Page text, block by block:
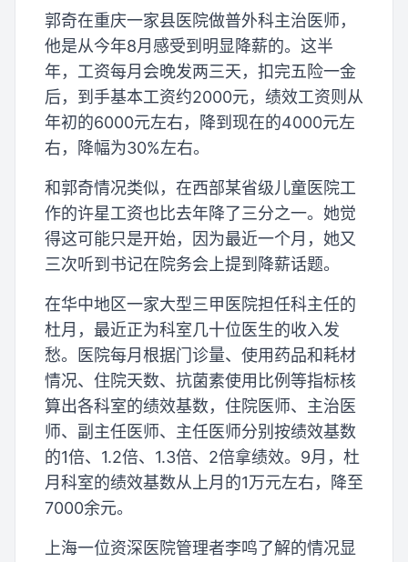
郭奇在重庆一家县医院做普外科主治医师，
他是从今年8月感受到明显降薪的。这半
年，工资每月会晚发两三天，扣完五险一金
后，到手基本工资约2000元，绩效工资则从
年初的6000元左右，降到现在的4000元左
右，降幅为30%左右。
和郭奇情况类似，在西部某省级儿童医院工
作的许星工资也比去年降了三分之一。她觉
得这可能只是开始，因为最近一个月，她又
三次听到书记在院务会上提到降薪话题。
在华中地区一家大型三甲医院担任科主任的
杜月，最近正为科室几十位医生的收入发
愁。医院每月根据门诊量、使用药品和耗材
情况、住院天数、抗菌素使用比例等指标核
算出各科室的绩效基数，住院医师、主治医
师、副主任医师、主任医师分别按绩效基数
的1倍、1.2倍、1.3倍、2倍拿绩效。9月，杜
月科室的绩效基数从上月的1万元左右，降至
7000余元。
上海一位资深医院管理者李鸣了解的情况显